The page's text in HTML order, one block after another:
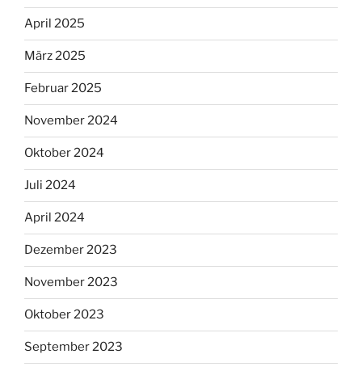
April 2025
März 2025
Februar 2025
November 2024
Oktober 2024
Juli 2024
April 2024
Dezember 2023
November 2023
Oktober 2023
September 2023